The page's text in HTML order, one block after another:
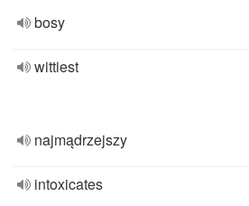
bosy
wittiest
najmądrzejszy
intoxicates